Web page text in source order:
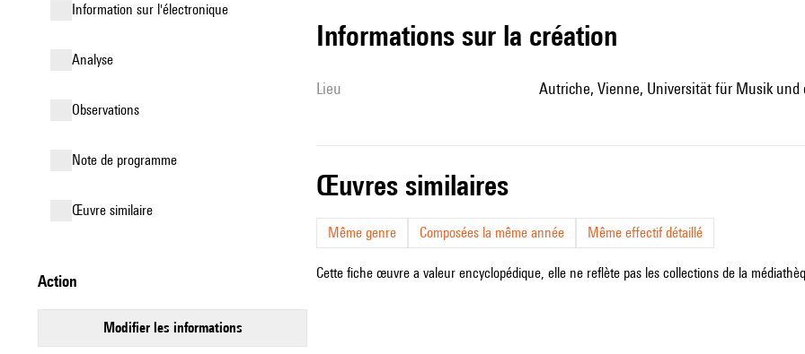
Information sur l'électronique
analyse
observations
Note de programme
œuvre similaire
action
modifier les informations
informations sur la création
lieu Autriche, Vienne, Universität für Musik
œuvres similaires
Même genre Composées la même année Même effectif détaillé
Cette fiche œuvre a valeur encyclopédique, elle ne reflète pas les collections de la